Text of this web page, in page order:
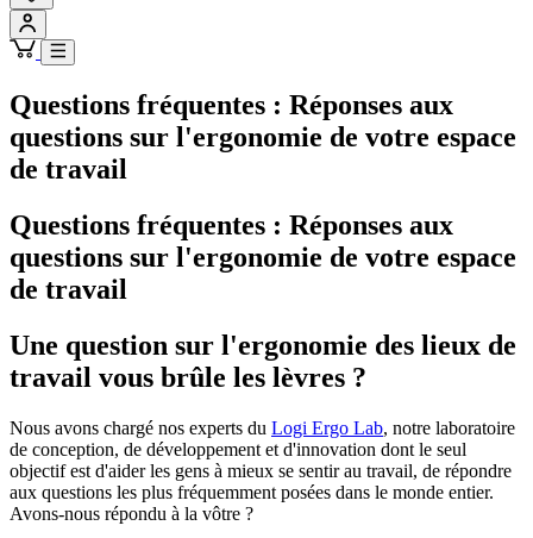
Questions fréquentes : Réponses aux
questions sur l'ergonomie de votre espace
de travail
Questions fréquentes : Réponses aux
questions sur l'ergonomie de votre espace
de travail
Une question sur l'ergonomie des lieux de
travail vous brûle les lèvres ?
Nous avons chargé nos experts du Logi Ergo Lab, notre laboratoire
de conception, de développement et d'innovation dont le seul
objectif est d'aider les gens à mieux se sentir au travail, de répondre
aux questions les plus fréquemment posées dans le monde entier.
Avons-nous répondu à la vôtre ?